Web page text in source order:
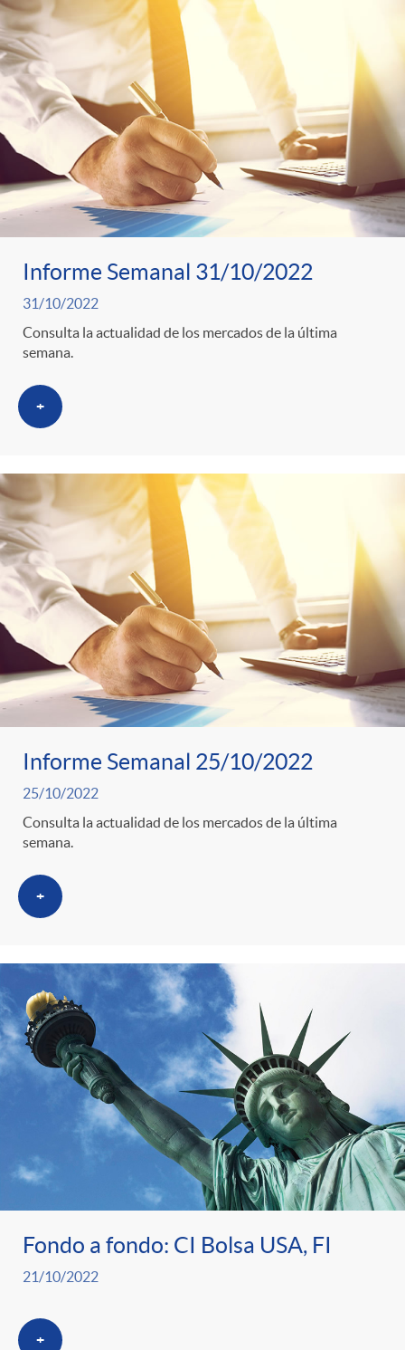
Informe Semanal 31/10/2022
31/10/2022
Consulta la actualidad de los mercados de la última
semana.
+
Informe Semanal 25/10/2022
25/10/2022
Consulta la actualidad de los mercados de la última
semana.
+
Fondo a fondo: CI Bolsa USA, FI
21/10/2022
+